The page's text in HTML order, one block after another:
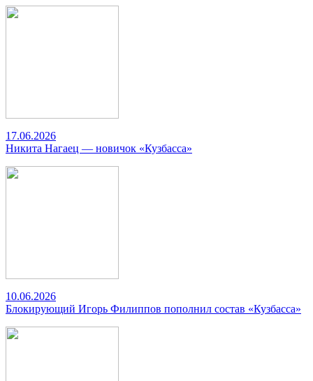
17.06.2026
Никита Нагаец — новичок «Кузбасса»
10.06.2026
Блокирующий Игорь Филиппов пополнил состав «Кузбасса»